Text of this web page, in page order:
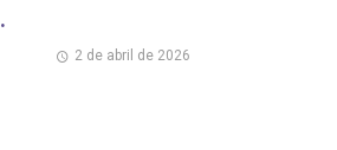
2 de abril de 2026